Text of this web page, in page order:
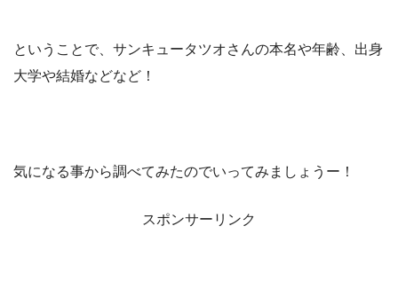
ということで、サンキュータツオさんの本名や年齢、出身
大学や結婚などなど！
気になる事から調べてみたのでいってみましょうー！
スポンサーリンク